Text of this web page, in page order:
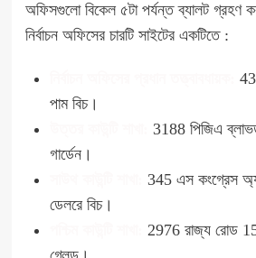
অফিসগুলো বিকেল ৫টা পর্যন্ত ব্যালট গ্রহণ
নির্বাচন অফিসের চারটি সাইটের একটিতে :
পাম বিচ।
3188 পিজিএ
গার্ডেন।
345 এস কংগ্রেস
ডেলরে বিচ।
2976 রাজ্য রোড